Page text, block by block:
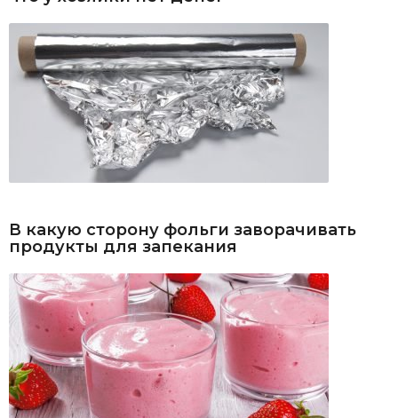
В какую сторону фольги заворачивать
продукты для запекания